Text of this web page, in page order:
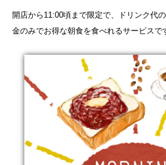
開店から11:00頃まで限定で、ドリンク代
金のみでお得な朝食を食べれるサービスで